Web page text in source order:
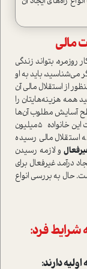
مالی
روزمره، بتواند زندگی
می‌شناسید، باید به او
از ا‌ستقلال مالی آن
همه‌ هزینه‌هایتان را
آسایش مطلوب آن‌ها
در ماه، 5میلیون‌ تومان باشد و در‌آمد ماهانه سرپرست این خانواده 5میلیون‌
ا‌ستقلال مالی رسیده
و لازمه رسیدن
در‌آمد غیرفعال برای
حال به بررسی انواع
شرایط فرد: